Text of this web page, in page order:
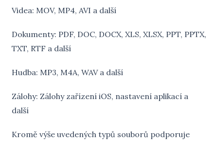
Videa: MOV, MP4, AVI a další
Dokumenty: PDF, DOC, DOCX, XLS, XLSX, PPT, PPTX,
TXT, RTF a další
Hudba: MP3, M4A, WAV a další
Zálohy: Zálohy zařízení iOS, nastavení aplikací a
další
Kromě výše uvedených typů souborů podporuje